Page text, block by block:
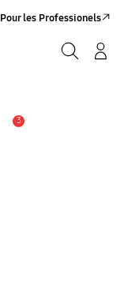
Pour les Professionels
3